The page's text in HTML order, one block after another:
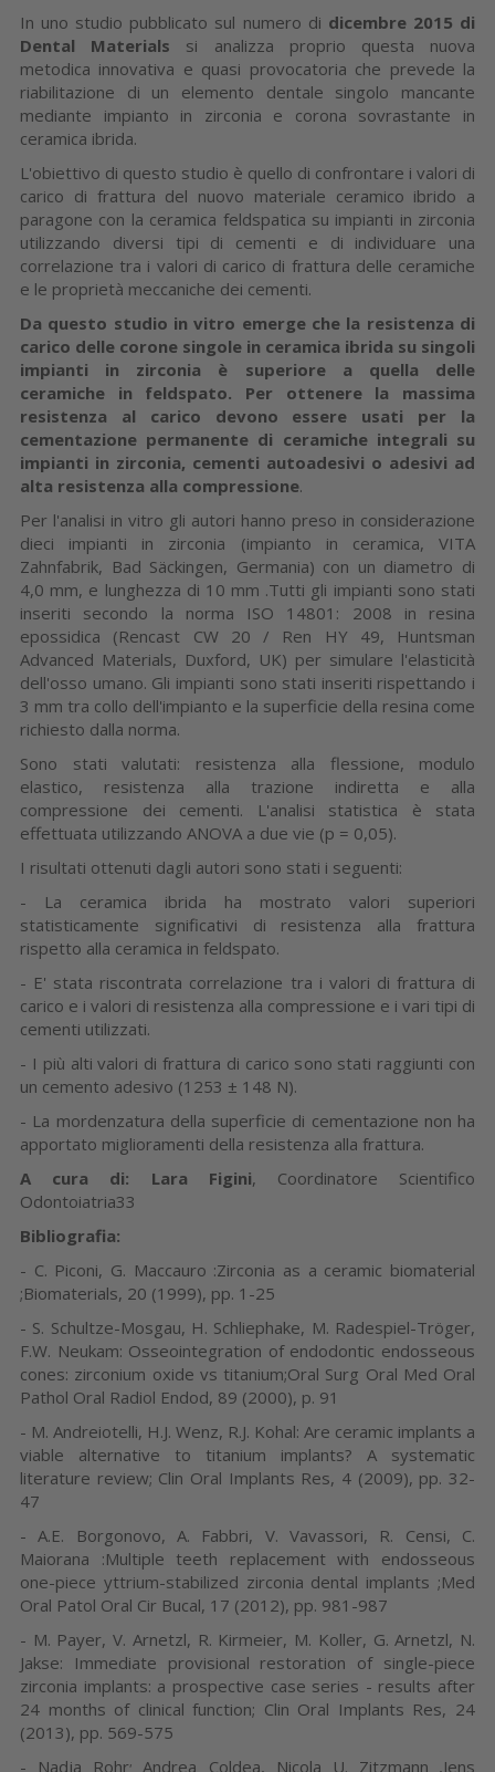
In uno studio pubblicato sul numero di dicembre 2015 di
Dental Materials si analizza proprio questa nuova
metodica innovativa e quasi provocatoria che prevede la
riabilitazione di un elemento dentale singolo mancante
mediante impianto in zirconia e corona sovrastante in
ceramica ibrida.
L'obiettivo di questo studio è quello di confrontare i valori di
carico di frattura del nuovo materiale ceramico ibrido a
paragone con la ceramica feldspatica su impianti in zirconia
utilizzando diversi tipi di cementi e di individuare una
correlazione tra i valori di carico di frattura delle ceramiche
e le proprietà meccaniche dei cementi.
Da questo studio in vitro emerge che la resistenza di
carico delle corone singole in ceramica ibrida su singoli
impianti in zirconia è superiore a quella delle
ceramiche in feldspato. Per ottenere la massima
resistenza al carico devono essere usati per la
cementazione permanente di ceramiche integrali su
impianti in zirconia, cementi autoadesivi o adesivi ad
alta resistenza alla compressione.
Per l'analisi in vitro gli autori hanno preso in considerazione
dieci impianti in zirconia (impianto in ceramica, VITA
Zahnfabrik, Bad Säckingen, Germania) con un diametro di
4,0 mm, e lunghezza di 10 mm .Tutti gli impianti sono stati
inseriti secondo la norma ISO 14801: 2008 in resina
epossidica (Rencast CW 20 / Ren HY 49, Huntsman
Advanced Materials, Duxford, UK) per simulare l'elasticità
dell'osso umano. Gli impianti sono stati inseriti rispettando i
3 mm tra collo dell'impianto e la superficie della resina come
richiesto dalla norma.
Sono stati valutati: resistenza alla flessione, modulo
elastico, resistenza alla trazione indiretta e alla
compressione dei cementi. L'analisi statistica è stata
effettuata utilizzando ANOVA a due vie (p = 0,05).
I risultati ottenuti dagli autori sono stati i seguenti:
- La ceramica ibrida ha mostrato valori superiori
statisticamente significativi di resistenza alla frattura
rispetto alla ceramica in feldspato.
- E' stata riscontrata correlazione tra i valori di frattura di
carico e i valori di resistenza alla compressione e i vari tipi di
cementi utilizzati.
- I più alti valori di frattura di carico sono stati raggiunti con
un cemento adesivo (1253 ± 148 N).
- La mordenzatura della superficie di cementazione non ha
apportato miglioramenti della resistenza alla frattura.
A cura di: Lara Figini, Coordinatore Scientifico
Odontoiatria33
Bibliografia:
- C. Piconi, G. Maccauro :Zirconia as a ceramic biomaterial
;Biomaterials, 20 (1999), pp. 1-25
- S. Schultze-Mosgau, H. Schliephake, M. Radespiel-Tröger,
F.W. Neukam: Osseointegration of endodontic endosseous
cones: zirconium oxide vs titanium;Oral Surg Oral Med Oral
Pathol Oral Radiol Endod, 89 (2000), p. 91
- M. Andreiotelli, H.J. Wenz, R.J. Kohal: Are ceramic implants a
viable alternative to titanium implants? A systematic
literature review; Clin Oral Implants Res, 4 (2009), pp. 32-
47
- A.E. Borgonovo, A. Fabbri, V. Vavassori, R. Censi, C.
Maiorana :Multiple teeth replacement with endosseous
one-piece yttrium-stabilized zirconia dental implants ;Med
Oral Patol Oral Cir Bucal, 17 (2012), pp. 981-987
- M. Payer, V. Arnetzl, R. Kirmeier, M. Koller, G. Arnetzl, N.
Jakse: Immediate provisional restoration of single-piece
zirconia implants: a prospective case series - results after
24 months of clinical function; Clin Oral Implants Res, 24
(2013), pp. 569-575
- Nadja Rohr, Andrea Coldea, Nicola U. Zitzmann ,Jens